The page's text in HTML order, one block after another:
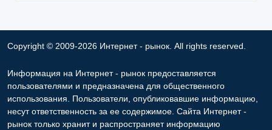
Copyright © 2009-2026 Интернет - рынок. All rights reserved.
Информация на Интернет - рынок предоставляется
пользователями и предназначена для общественного
использования. Пользователи, опубликовавшие информацию,
несут ответственность за ее содержимое. Сайта Интернет -
рынок только хранит и распространяет информацию